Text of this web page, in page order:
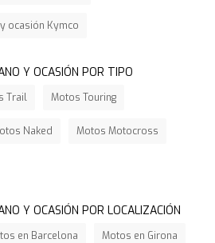
ocasión Kymco
Y OCASIÓN POR TIPO
Trail Motos Touring
Naked Motos Motocross
Y OCASIÓN POR LOCALIZACIÓN
en Barcelona Motos en Girona